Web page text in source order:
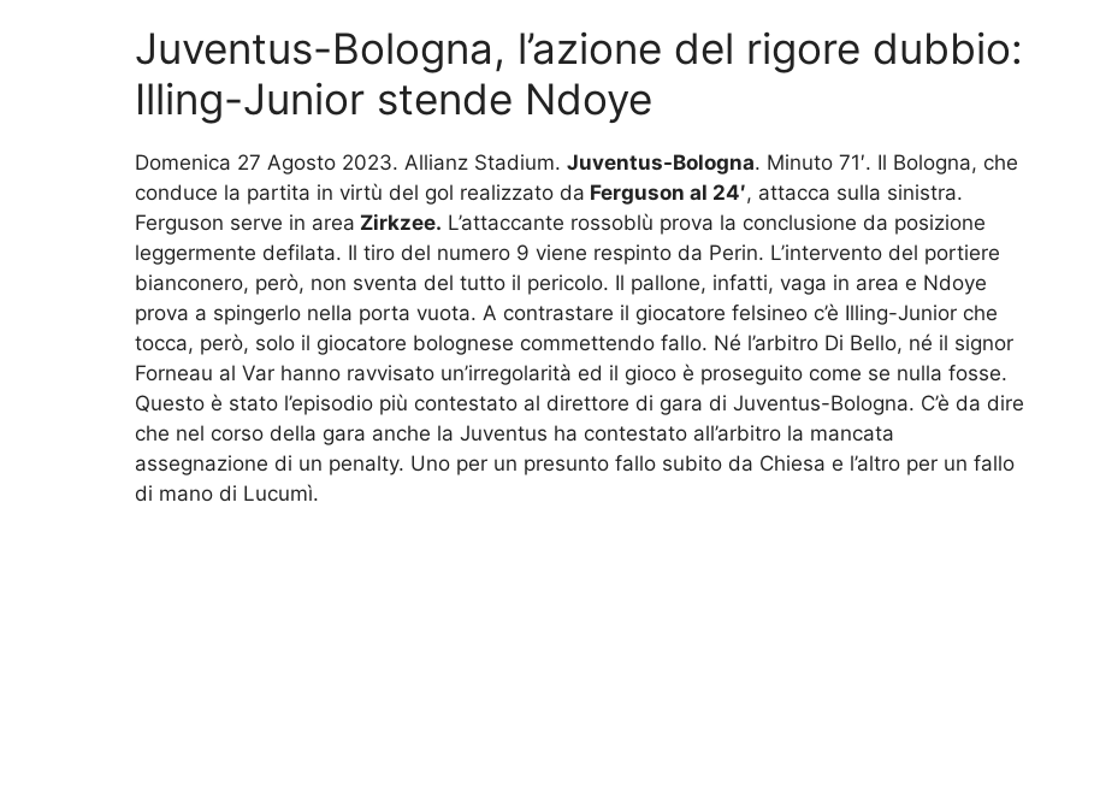
Juventus-Bologna, l’azione del rigore dubbio:
Illing-Junior stende Ndoye
Domenica 27 Agosto 2023. Allianz Stadium. Juventus-Bologna. Minuto 71′. Il Bologna, che
conduce la partita in virtù del gol realizzato da Ferguson al 24′, attacca sulla sinistra.
Ferguson serve in area Zirkzee. L’attaccante rossoblù prova la conclusione da posizione
leggermente defilata. Il tiro del numero 9 viene respinto da Perin. L’intervento del portiere
bianconero, però, non sventa del tutto il pericolo. Il pallone, infatti, vaga in area e Ndoye
prova a spingerlo nella porta vuota. A contrastare il giocatore felsineo c’è Illing-Junior che
tocca, però, solo il giocatore bolognese commettendo fallo. Né l’arbitro Di Bello, né il signor
Forneau al Var hanno ravvisato un’irregolarità ed il gioco è proseguito come se nulla fosse.
Questo è stato l’episodio più contestato al direttore di gara di Juventus-Bologna. C’è da dire
che nel corso della gara anche la Juventus ha contestato all’arbitro la mancata
assegnazione di un penalty. Uno per un presunto fallo subito da Chiesa e l’altro per un fallo
di mano di Lucumì.